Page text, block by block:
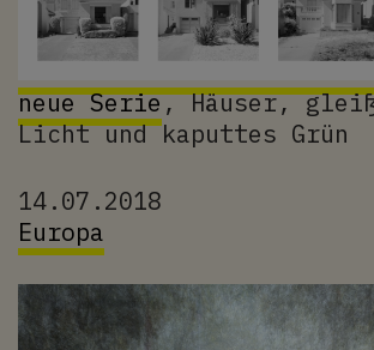
neue Serie, Häuser,
Licht und kaputtes Grün
14.07.2018
Europa